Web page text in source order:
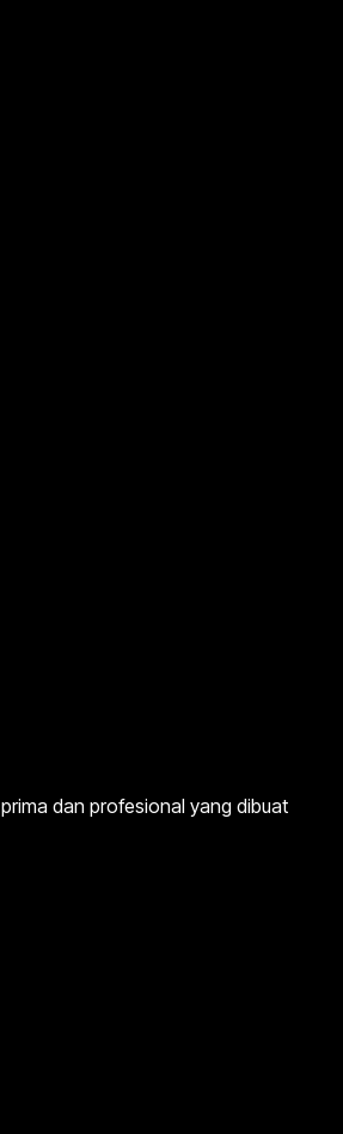
dan profesional yang dibuat